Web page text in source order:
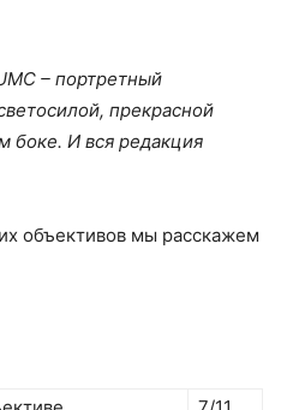
– портретный
прекрасной
боке. И вся редакция
объективов мы расскажем